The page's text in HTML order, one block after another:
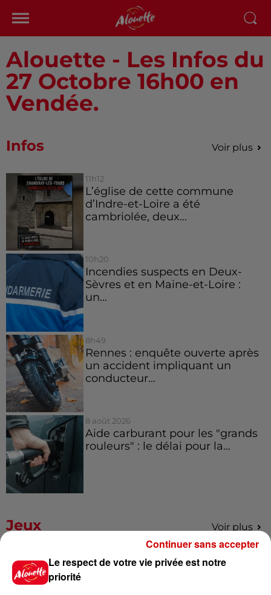
Alouette - Les Infos du
27 Octobre 16h00 en
Vendée.
Infos Voir plus
11h12
L’église de cette commune
d’Indre-et-Loire a été
cambriolée, deux...
10h20
Incendies suspects en Deux-
Sèvres et en Maine-et-Loire :
un...
8h49
Rennes : enquête ouverte après
un accident impliquant un
conducteur...
8 août 2026
Aide carburant pour les "grands
rouleurs" : le délai pour la...
Jeux Voir plus
Gagnez vos places pour le
festival Marché Gourmand 2026
Le respect de votre vie privée est notre
priorité
Continuer sans accepter